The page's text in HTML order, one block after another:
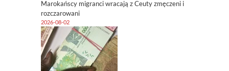
Marokańscy migranci wracają z Ceuty zmęczeni i
rozczarowani
2026-08-02